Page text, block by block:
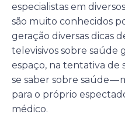
especialistas em
são muito conhecidos
geração diversas dicas
televisivos sobre saúde
espaço, na tentativa de
se saber sobre saúde —
para o próprio
médico.